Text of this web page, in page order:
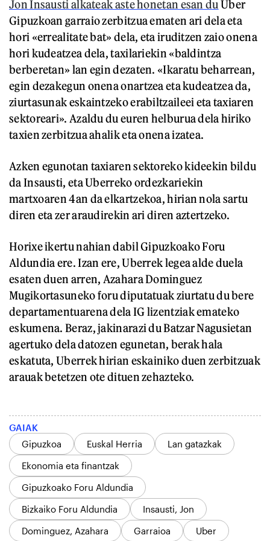
Jon Insausti alkateak aste honetan esan du Uber
Gipuzkoan garraio zerbitzua ematen ari dela eta
hori «errealitate bat» dela, eta iruditzen zaio onena
hori kudeatzea dela, taxilariekin «baldintza
berberetan» lan egin dezaten. «Ikaratu beharrean,
egin dezakegun onena onartzea eta kudeatzea da,
ziurtasunak eskaintzeko erabiltzaileei eta taxiaren
sektoreari». Azaldu du euren helburua dela hiriko
taxien zerbitzua ahalik eta onena izatea.
Azken egunotan taxiaren sektoreko kideekin bildu
da Insausti, eta Uberreko ordezkariekin
martxoaren 4an da elkartzekoa, hirian nola sartu
diren eta zer araudirekin ari diren aztertzeko.
Horixe ikertu nahian dabil Gipuzkoako Foru
Aldundia ere. Izan ere, Uberrek legea alde duela
esaten duen arren, Azahara Dominguez
Mugikortasuneko foru diputatuak ziurtatu du bere
departamentuarena dela IG lizentziak emateko
eskumena. Beraz, jakinarazi du Batzar Nagusietan
agertuko dela datozen egunetan, berak hala
eskatuta, Uberrek hirian eskainiko duen zerbitzuak
arauak betetzen ote dituen zehazteko.
GAIAK
Gipuzkoa
Euskal Herria
Lan gatazkak
Ekonomia eta finantzak
Gipuzkoako Foru Aldundia
Bizkaiko Foru Aldundia
Insausti, Jon
Dominguez, Azahara
Garraioa Uber